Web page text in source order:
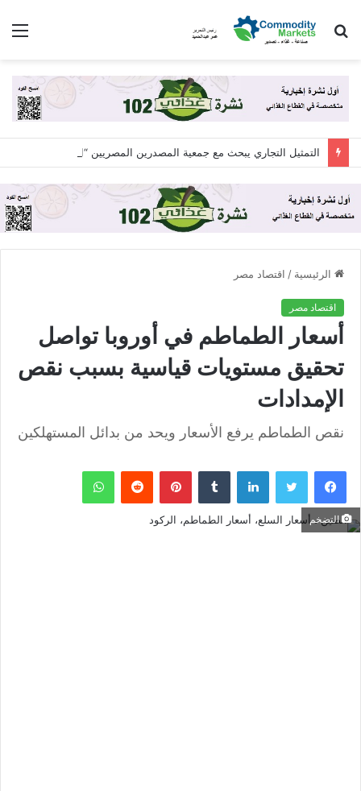
بحث
الرئيسية / اقتصاد مصر
اقتصاد مصر
أسعار الطماطم في أوروبا تواصل
تحقيق مستويات قياسية بسبب نقص
الإمدادات
نقص الطماطم يرفع الأسعار ويحد من بدائل المستهلكين
فيسبوك تويتر لينكدإن بينتيريست واتساب
التضخم